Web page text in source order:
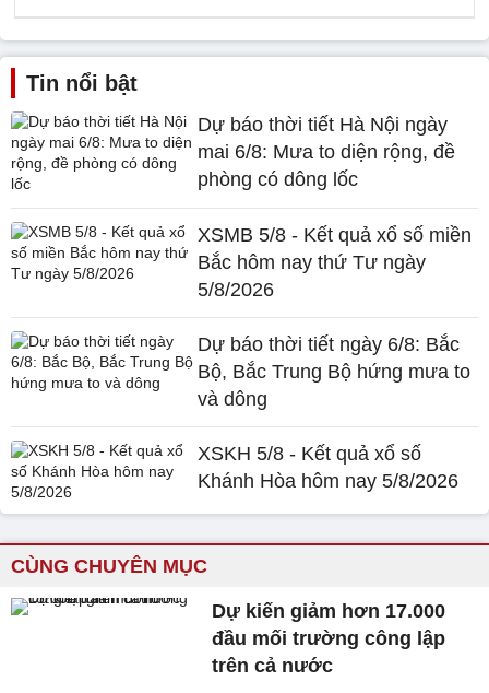
Tin nổi bật
Dự báo thời tiết Hà Nội ngày
mai 6/8: Mưa to diện rộng, đề
phòng có dông lốc
XSMB 5/8 - Kết quả xổ số miền
Bắc hôm nay thứ Tư ngày
5/8/2026
Dự báo thời tiết ngày 6/8: Bắc
Bộ, Bắc Trung Bộ hứng mưa to
và dông
XSKH 5/8 - Kết quả xổ số
Khánh Hòa hôm nay 5/8/2026
CÙNG CHUYÊN MỤC
Dự kiến giảm hơn 17.000
đầu mối trường công lập
trên cả nước